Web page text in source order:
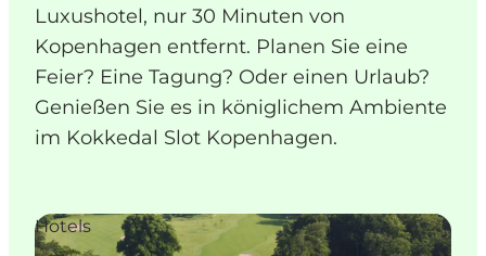
Luxushotel, nur 30 Minuten von
Kopenhagen entfernt. Planen Sie eine
Feier? Eine Tagung? Oder einen Urlaub?
Genießen Sie es in königlichem Ambiente
im Kokkedal Slot Kopenhagen.
Hotels